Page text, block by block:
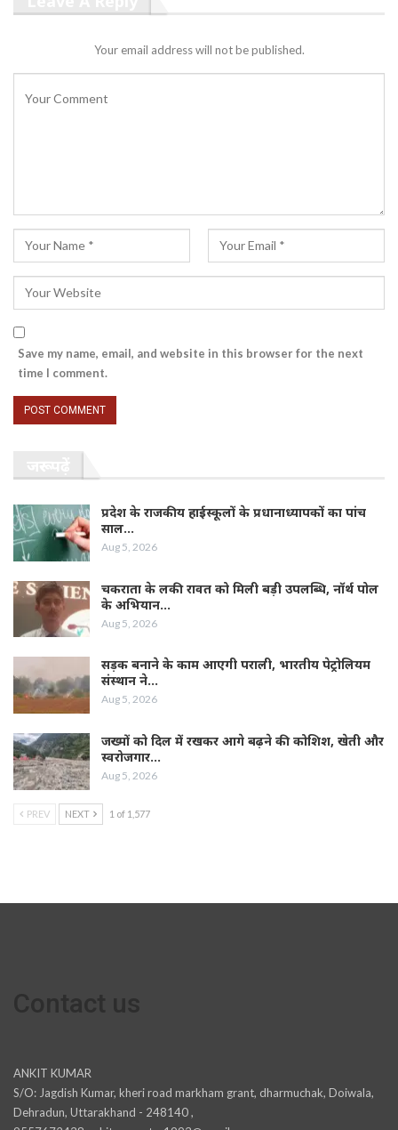
Your email address will not be published.
Save my name, email, and website in this browser for the next
time I comment.
प्रदेश के राजकीय हाईस्कूलों के प्रधानाध्यापकों का पांच
साल…
Aug 5, 2026
चकराता के लकी रावत को मिली बड़ी उपलब्धि, नॉर्थ पोल
के अभियान…
Aug 5, 2026
सड़क बनाने के काम आएगी पराली, भारतीय पेट्रोलियम
संस्थान ने…
Aug 5, 2026
जख्मों को दिल में रखकर आगे बढ़ने की कोशिश, खेती और
स्वरोजगार…
Aug 5, 2026
PREV NEXT 1 of 1,577
ANKIT KUMAR
S/O: Jagdish Kumar, kheri road markham grant, dharmuchak, Doiwala,
Dehradun, Uttarakhand - 248140 ,